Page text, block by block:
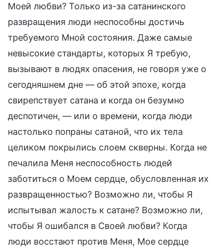
Моей любви? Только из-за сатанинского
развращения люди неспособны достичь
требуемого Мной состояния. Даже самые
невысокие стандарты, которых Я требую,
вызывают в людях опасения, не говоря уже о
сегодняшнем дне — об этой эпохе, когда
свирепствует сатана и когда он безумно
деспотичен, — или о времени, когда люди
настолько попраны сатаной, что их тела
целиком покрылись слоем скверны. Когда не
печалила Меня неспособность людей
заботиться о Моем сердце, обусловленная их
развращенностью? Возможно ли, чтобы Я
испытывал жалость к сатане? Возможно ли,
чтобы Я ошибался в Своей любви? Когда
люди восстают против Меня, Мое сердце